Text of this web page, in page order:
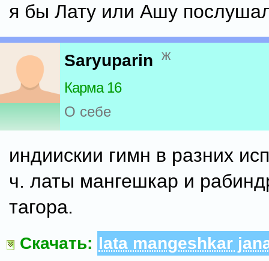
я бы Лату или Ашу
Saryuparin ж
Карма 16
О себе
индиискии гимн в разних
ч. латы мангешкар и
тагора.
Скачать: lata mangeshkar